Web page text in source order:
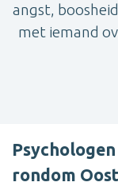
angst,
met iemand
rondom